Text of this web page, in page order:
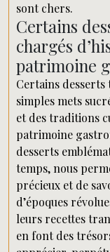
sont chers.
Certains
chargés
patrimoine
Certains
simples mets
et des traditions
patrimoine
desserts
temps, nous
précieux et de
d’époques
leurs recettes
en font des